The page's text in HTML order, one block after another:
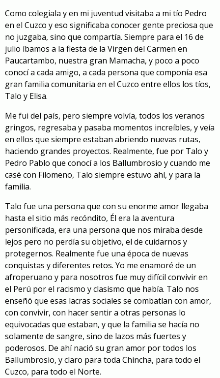
Como colegiala y en mi juventud visitaba a mi tío Pedro
en el Cuzco y eso significaba conocer gente preciosa que
no juzgaba, sino que compartía. Siempre para el 16 de
julio íbamos a la fiesta de la Virgen del Carmen en
Paucartambo, nuestra gran Mamacha, y poco a poco
conocí a cada amigo, a cada persona que componía esa
gran familia comunitaria en el Cuzco entre ellos los tíos,
Talo y Elisa.
Me fui del país, pero siempre volvía, todos los veranos
gringos, regresaba y pasaba momentos increíbles, y veía
en ellos que siempre estaban abriendo nuevas rutas,
haciendo grandes proyectos. Realmente, fue por Talo y
Pedro Pablo que conocí a los Ballumbrosio y cuando me
casé con Filomeno, Talo siempre estuvo ahí, y para la
familia.
Talo fue una persona que con su enorme amor llegaba
hasta el sitio más recóndito, Él era la aventura
personificada, era una persona que nos miraba desde
lejos pero no perdía su objetivo, el de cuidarnos y
protegernos. Realmente fue una época de nuevas
conquistas y diferentes retos. Yo me enamoré de un
afroperuano y para nosotros fue muy difícil convivir en
el Perú por el racismo y clasismo que había. Talo nos
enseñó que esas lacras sociales se combatían con amor,
con convivir, con hacer sentir a otras personas lo
equivocadas que estaban, y que la familia se hacía no
solamente de sangre, sino de lazos más fuertes y
poderosos. De ahí nació su gran amor por todos los
Ballumbrosio, y claro para toda Chincha, para todo el
Cuzco, para todo el Norte.